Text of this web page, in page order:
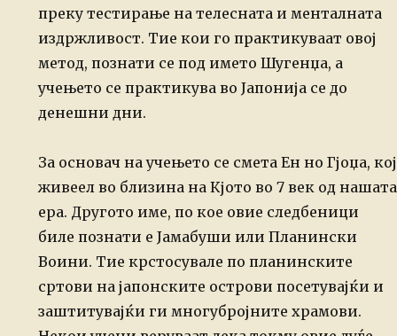
преку тестирање на телесната и менталната
издржливост. Тие кои го практикуваат овој
метод, познати се под името Шугенџа, а
учењето се практикува во Јапонија се до
денешни дни.
Заосновач на учењето се смета Ен но Гјоџа, кој
живеел во близина на Кјото во 7 век од нашата
ера. Другото име, по кое овие следбеници
биле познати е Јамабуши или Планински
Воини. Тие крстосувале по планинските
сртови на јапонските острови посетувајќи и
заштитувајќи ги многубројните храмови.